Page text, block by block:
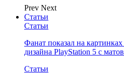
Prev Next
Статьи
Статьи
Фанат показал на
дизайна PlayStation 5 с
Статьи